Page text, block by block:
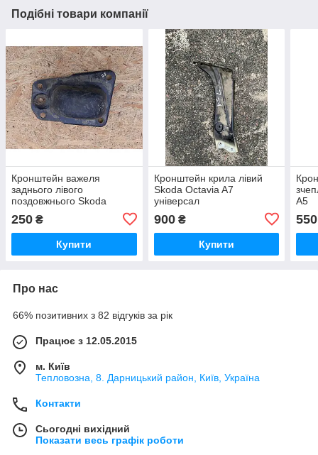
Подібні товари компанії
Кронштейн важеля
заднього лівого
поздовжнього Skoda
250 ₴
Купити
Кронштейн крила лівий
Skoda Octavia A7
універсал
900₴
Купити
A5
550
Про нас
66% позитивних з 82 відгуків за рік
Працює з 12.05.2015
м. Київ
Тепловозна, 8. Дарницький район, Київ, Україна
Контакти
Сьогодні вихідний
Показати весь графік роботи